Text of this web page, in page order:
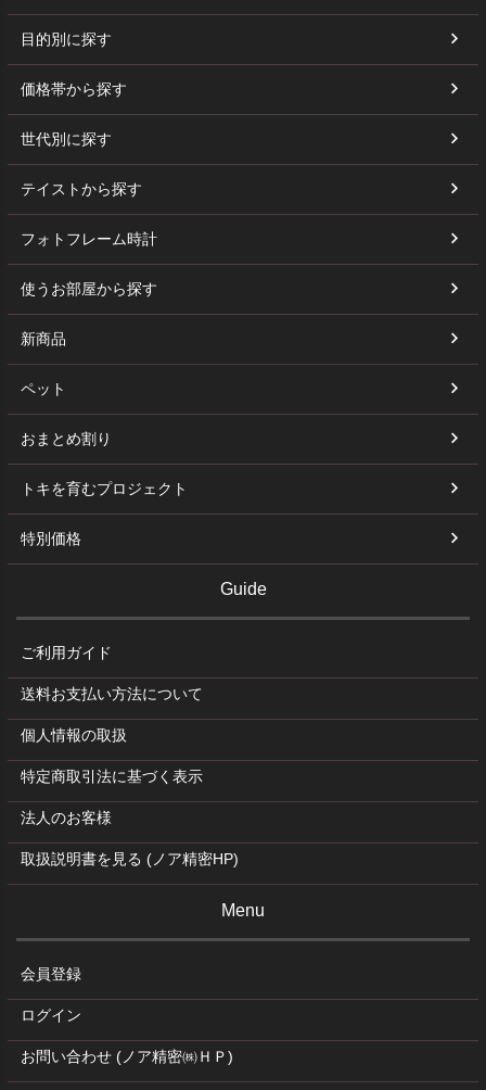
目的別に探す
価格帯から探す
世代別に探す
テイストから探す
フォトフレーム時計
使うお部屋から探す
新商品
ペット
おまとめ割り
トキを育むプロジェクト
特別価格
Guide
ご利用ガイド
送料お支払い方法について
個人情報の取扱
特定商取引法に基づく表示
法人のお客様
取扱説明書を見る (ノア精密HP)
Menu
会員登録
ログイン
お問い合わせ (ノア精密㈱ＨＰ)